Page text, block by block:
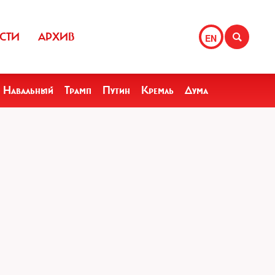
EN
АРХИВ
Навальный Трамп Путин Кремль Дума